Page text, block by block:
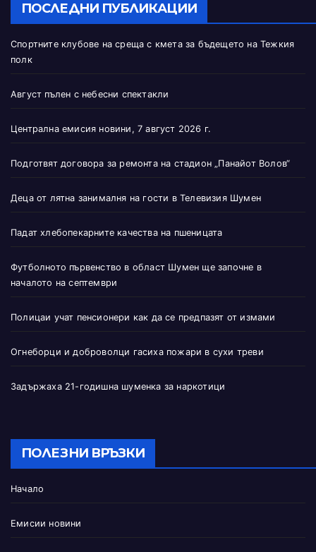
ПОСЛЕДНИ ПУБЛИКАЦИИ
Спортните клубове на среща с кмета за бъдещето на Тежкия
полк
Август пълен с небесни спектакли
Централна емисия новини, 7 август 2026 г.
Подготвят договора за ремонта на стадион „Панайот Волов“
Деца от лятна занималня на гости в Телевизия Шумен
Падат хлебопекарните качества на пшеницата
Футболното първенство в област Шумен ще започне в
началото на септември
Полицаи учат пенсионери как да се предпазят от измами
Огнеборци и доброволци гасиха пожари в сухи треви
Задържаха 21-годишна шуменка за наркотици
ПОЛЕЗНИ ВРЪЗКИ
Начало
Емисии новини